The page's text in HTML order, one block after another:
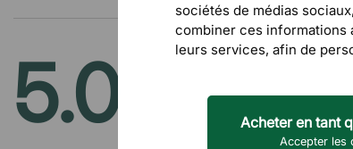
sociétés de médias
combiner ces informations
leurs services, afin de
Acheter en tant
Accepter les
5.0